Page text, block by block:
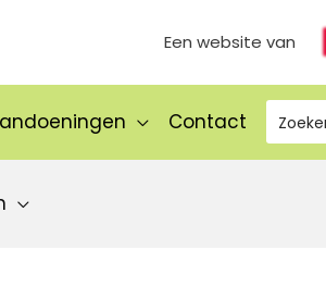
Een website van
Contact